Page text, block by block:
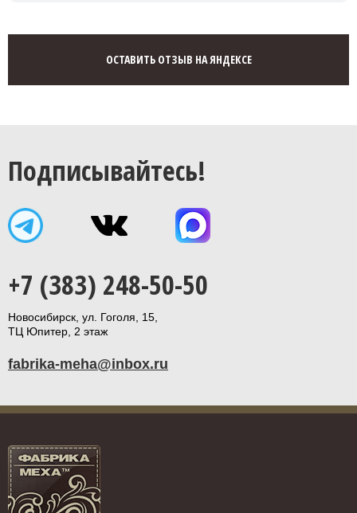
ОСТАВИТЬ ОТЗЫВ НА ЯНДЕКСЕ
Подписывайтесь!
+7 (383) 248-50-50
Новосибирск, ул. Гоголя, 15,
ТЦ Юпитер, 2 этаж
fabrika-meha@inbox.ru